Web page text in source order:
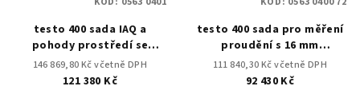
testo 400 sada IAQ a
pohody prostředí se
stativem
146 869,80 Kč včetně DPH
121 380 Kč
testo 400 sada pro měření
proudění s 16 mm
vrtulkovou sondou
111 840,30 Kč včetně DPH
92 430 Kč